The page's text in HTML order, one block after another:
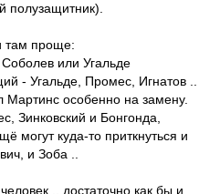
полузащитник).
там проще:
или Угальде
- Угальде, Промес, Игнатов ..
Мартинс особенно на замену.
Зинковский и Бонгонда,
могут куда-то приткнуться и
и Зоба ..
.. достаточно как бы и